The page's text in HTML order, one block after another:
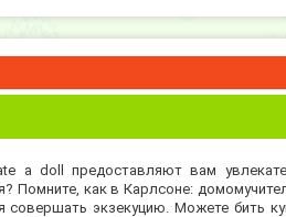
a doll предоставляют вам
Помните, как в Карлсоне:
совершать экзекуцию. Можете бить